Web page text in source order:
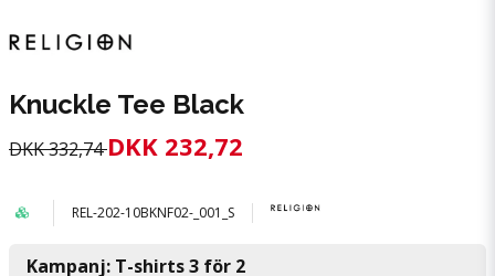
Knuckle Tee Black
DKK 332,74DKK 232,72
REL-202-10BKNF02-_001_S
Kampanj: T-shirts 3 för 2